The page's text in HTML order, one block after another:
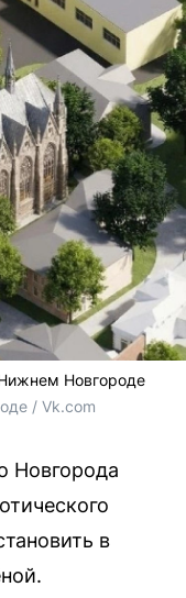
Новгороде
/ Vk.com
Новгорода
в